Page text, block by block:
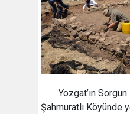
Yozgat’ın
Şahmuratlı Köyünde